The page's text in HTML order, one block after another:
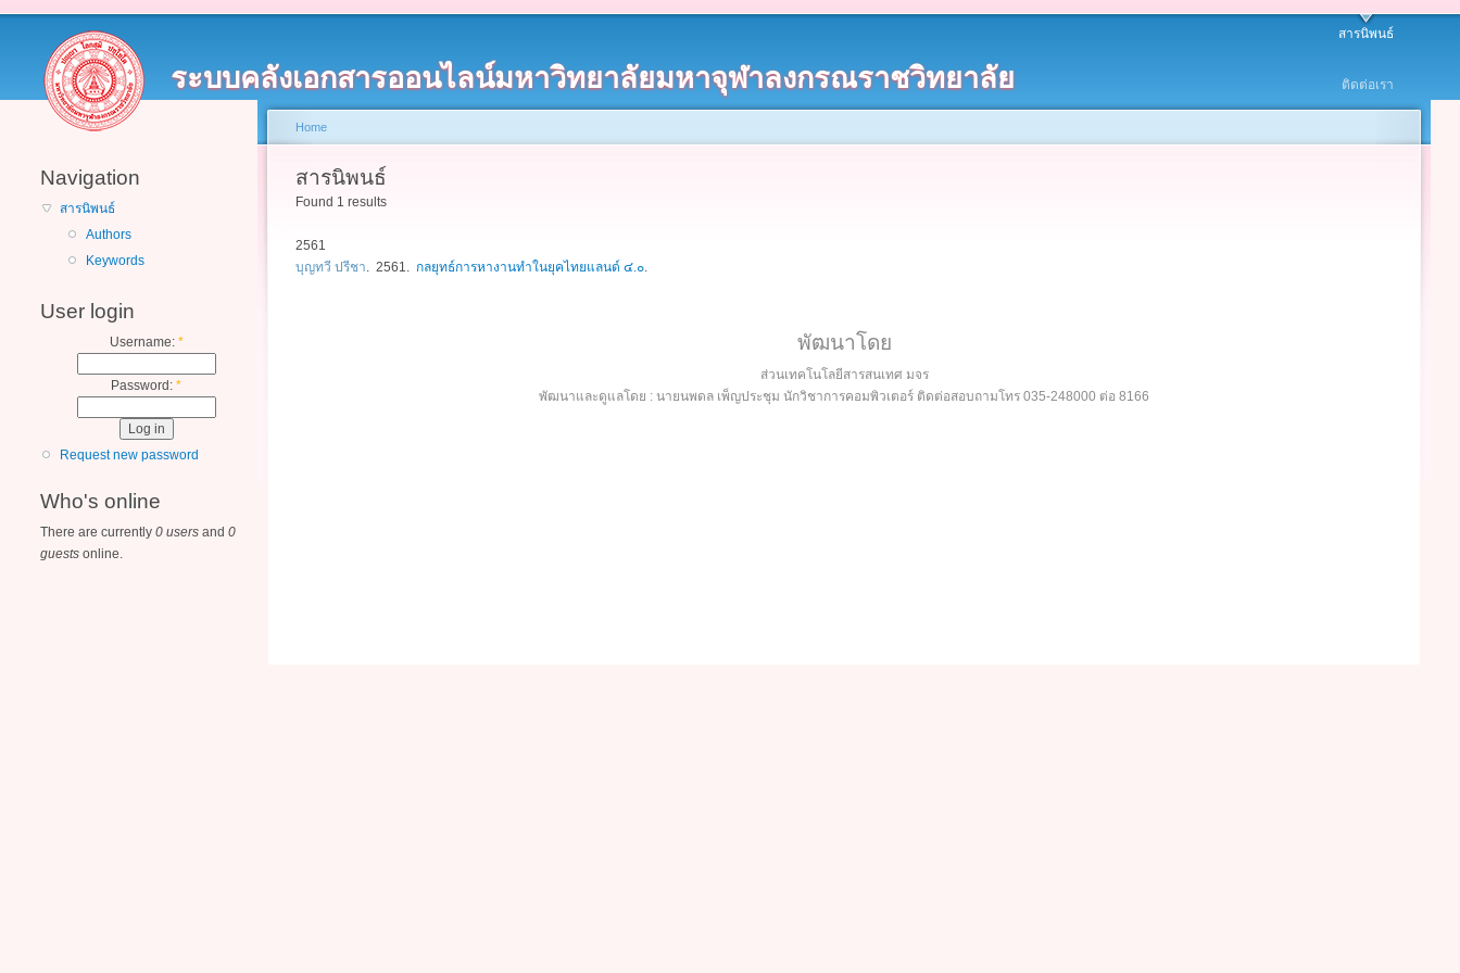
ระบบคลังเอกสารออนไลน์มหาวิทยาลัยมหาจุฬาลงกรณราชวิทยาลัย
สารนิพนธ์
ติดต่อเรา
Navigation
สารนิพนธ์
Authors
Keywords
User login
Username: *
Password: *
Request new password
Who's online
There are currently 0 users and 0
guests online.
Home
สารนิพนธ์
Found 1 results
2561
บุญทวี ปรีชา. 2561. กลยุทธ์การหางานทำในยุคไทยแลนด์ ๔.๐.
พัฒนาโดย
ส่วนเทคโนโลยีสารสนเทศ มจร
พัฒนาและดูแลโดย : นายนพดล เพ็ญประชุม นักวิชาการคอมพิวเตอร์ ติดต่อสอบถามโทร 035-248000 ต่อ 8166